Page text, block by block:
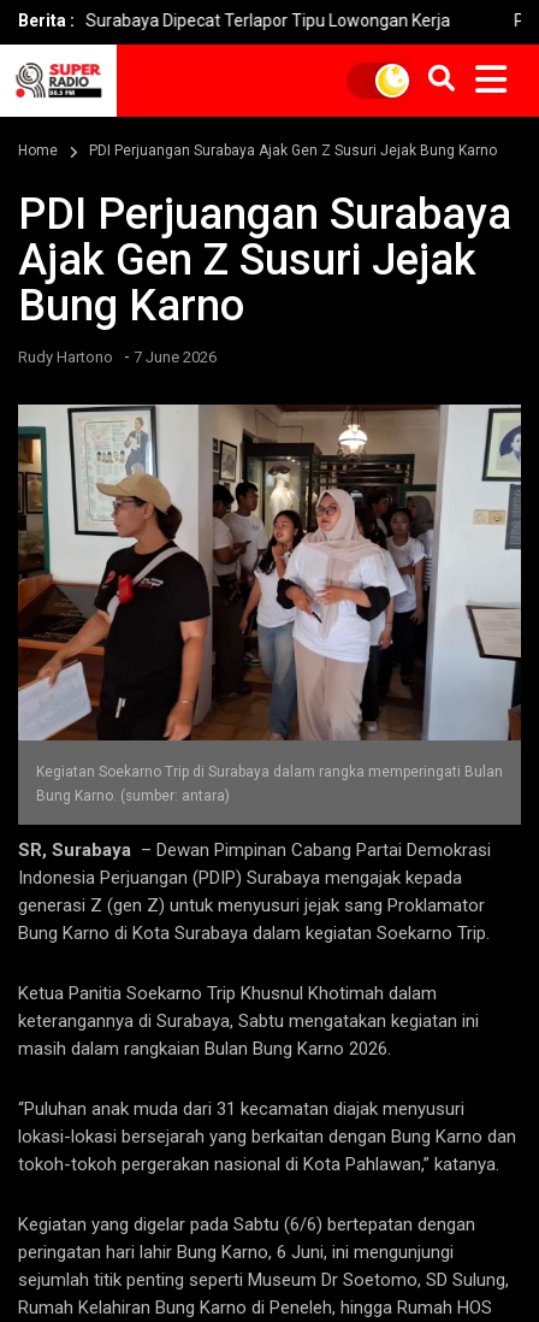
Berita :Dipecat Terlapor Tipu Lowongan Kerja Penipuan
Home PDI Perjuangan Surabaya Ajak Gen Z Susuri Jejak Bung Karno
PDI Perjuangan Surabaya
Ajak Gen Z Susuri Jejak
Bung Karno
Rudy Hartono - 7 June 2026
Kegiatan Soekarno Trip di Surabaya dalam rangka memperingati Bulan
Bung Karno. (sumber: antara)
SR, Surabaya – Dewan Pimpinan Cabang Partai Demokrasi
Indonesia Perjuangan (PDIP) Surabaya mengajak kepada
generasi Z (gen Z) untuk menyusuri jejak sang Proklamator
Bung Karno di Kota Surabaya dalam kegiatan Soekarno Trip.
Ketua Panitia Soekarno Trip Khusnul Khotimah dalam
keterangannya di Surabaya, Sabtu mengatakan kegiatan ini
masih dalam rangkaian Bulan Bung Karno 2026.
“Puluhan anak muda dari 31 kecamatan diajak menyusuri
lokasi-lokasi bersejarah yang berkaitan dengan Bung Karno dan
tokoh-tokoh pergerakan nasional di Kota Pahlawan,” katanya.
Kegiatan yang digelar pada Sabtu (6/6) bertepatan dengan
peringatan hari lahir Bung Karno, 6 Juni, ini mengunjungi
sejumlah titik penting seperti Museum Dr Soetomo, SD Sulung,
Rumah Kelahiran Bung Karno di Peneleh, hingga Rumah HOS